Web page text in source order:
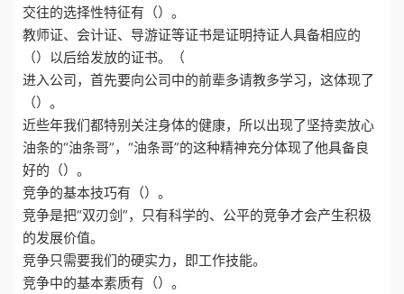
交往的选择性特征有（）。
教师证、会计证、导游证等证书是证明持证人具备相应的
（）以后给发放的证书。（
进入公司，首先要向公司中的前辈多请教多学习，这体现了
（）。
近些年我们都特别关注身体的健康，所以出现了坚持卖放心
油条的“油条哥”，“油条哥”的这种精神充分体现了他具备良
好的（）。
竞争的基本技巧有（）。
竞争是把“双刃剑”，只有科学的、公平的竞争才会产生积极
的发展价值。
竞争只需要我们的硬实力，即工作技能。
竞争中的基本素质有（）。